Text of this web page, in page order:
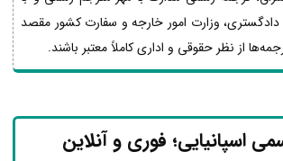
دادگستری، وزارت امور خارجه و سفارت کشور مقصد
از نظر حقوقی و اداری کاملاً معتبر باشند.
اسپانیایی؛ فوری و آنلاین